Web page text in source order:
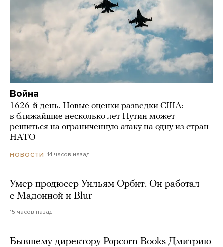
Война
1626-й день. Новые оценки разведки США:
в ближайшие несколько лет Путин может
решиться на ограниченную атаку на одну из стран
НАТО
НОВОСТИ 14 часов назад
Умер продюсер Уильям Орбит. Он работал
с Мадонной и Blur
15 часов назад
Бывшему директору Popcorn Books Дмитрию